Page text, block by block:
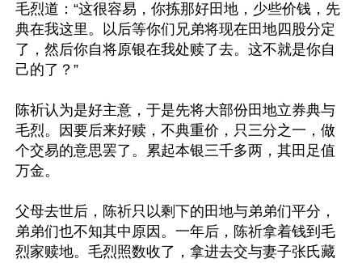
毛烈道：“这很容易，你拣那好田地，少些价钱，先
典在我这里。以后等你们兄弟将现在田地四股分定
了，然后你自将原银在我处赎了去。这不就是你自
己的了？”
陈祈认为是好主意，于是先将大部份田地立券典与
毛烈。因要后来好赎，不典重价，只三分之一，做
个交易的意思罢了。累起本银三千多两，其田足值
万金。
父母去世后，陈祈只以剩下的田地与弟弟们平分，
弟弟们也不知其中原因。一年后，陈祈拿着钱到毛
烈家赎地。毛烈照数收了，拿进去交与妻子张氏藏